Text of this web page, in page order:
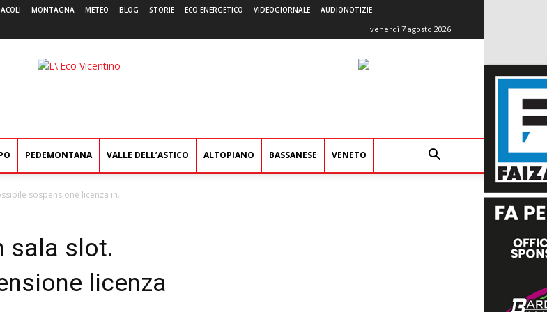
MONTAGNA METEO BLOG STORIE ECO ENERGETICO VIDEOGIORNALE AUDIONOTIZIE
venerdì 7 agosto 2026
L'Eco
PEDEMONTANA VALLE DELL’ASTICO ALTOPIANO BASSANESE VENETO
sospensione licenza in...
sala slot.
licenza